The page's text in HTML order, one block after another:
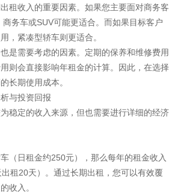
租收入的重要因素。如果您主要面对商务客
务车或SUV可能更适合。而如果目标客户
，紧凑型轿车则更适合。
是需要考虑的因素。定期的保养和维修费用
则会直接影响年租金的计算。因此，在选择
长期使用成本。
与投资回报
稳定的收入来源，但也需要进行详细的经济
（日租金约250元），那么每年的租金收入
租20天）。通过长期出租，您可以有效覆
收入。